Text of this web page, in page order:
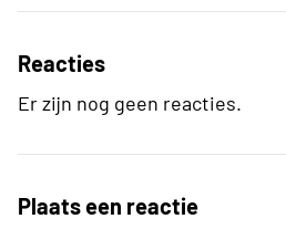
Reacties
Er zijn nog geen reacties.
Plaats een reactie